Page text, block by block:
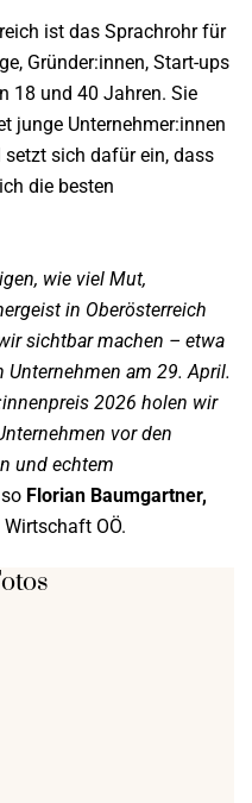
ist das Sprachrohr für
Gründer:innen, Start-ups
18 und 40 Jahren. Sie
junge Unternehmer:innen
sich dafür ein, dass
die besten
wie viel Mut,
in Oberösterreich
sichtbar machen – etwa
Unternehmen am 29. April.
2026 holen wir
vor den
und echtem
Florian Baumgartner,
OÖ.